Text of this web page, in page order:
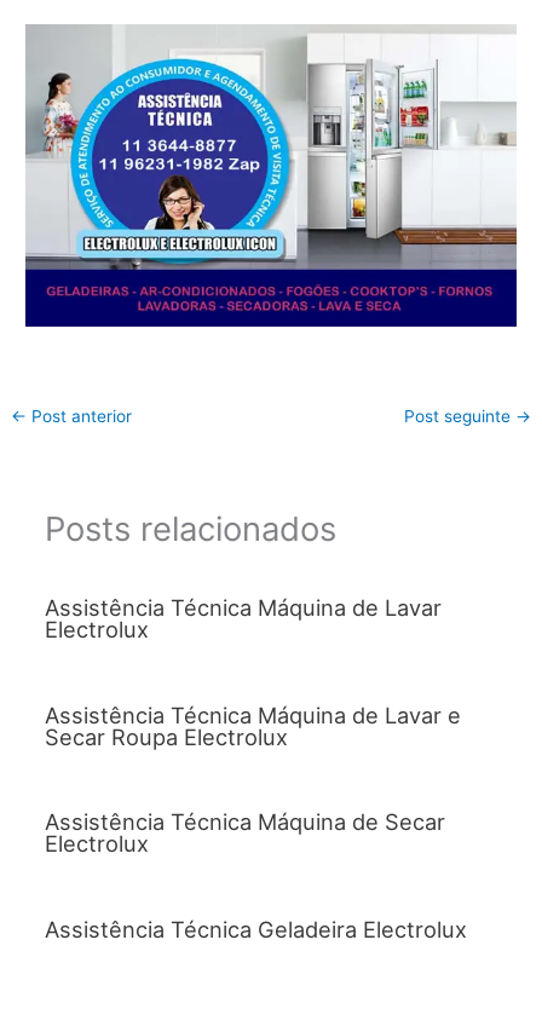
← Post anterior Post seguinte →
Posts relacionados
Assistência Técnica Máquina de Lavar
Electrolux
Assistência Técnica Máquina de Lavar e
Secar Roupa Electrolux
Assistência Técnica Máquina de Secar
Electrolux
Assistência Técnica Geladeira Electrolux